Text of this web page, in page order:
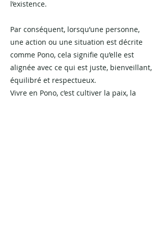
l’existence.
Par conséquent, lorsqu’une personne,
une action ou une situation est décrite
comme Pono, cela signifie qu’elle est
alignée avec ce qui est juste, bienveillant,
équilibré et respectueux.
Vivre en Pono, c’est cultiver la paix, la